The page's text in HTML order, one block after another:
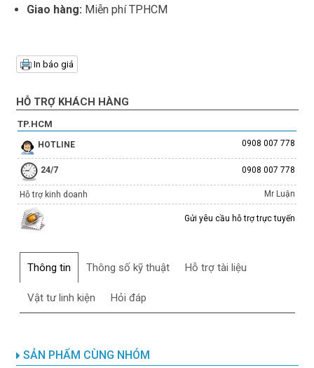
Giao hàng: Miễn phí TPHCM
In báo giá
HỖ TRỢ KHÁCH HÀNG
TP.HCM
HOTLINE 0908 007 778
24/7 0908 007 778
Hỗ trợ kinh doanh Mr Luận
Gửi yêu cầu hỗ trợ trực tuyến
Thông tin Thông số kỹ thuật Hỗ trợ tài liệu
Vật tư linh kiện Hỏi đáp
SẢN PHẨM CÙNG NHÓM